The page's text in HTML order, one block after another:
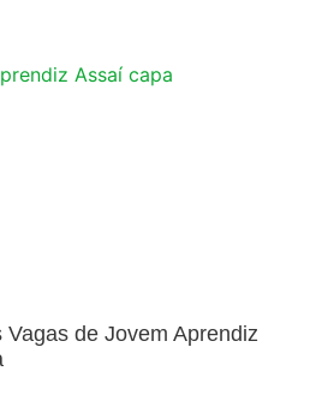
Vagas de Jovem Aprendiz